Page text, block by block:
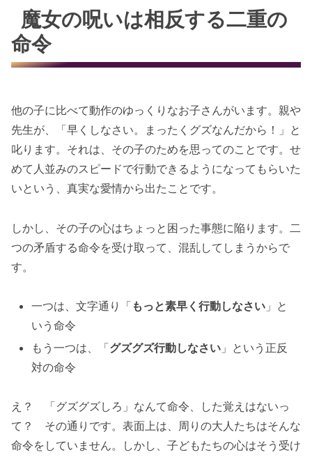
魔女の呪いは相反する二重の
命令
他の子に比べて動作のゆっくりなお子さんがいます。親や
先生が、「早くしなさい。まったくグズなんだから！」と
叱ります。それは、その子のためを思ってのことです。せ
めて人並みのスピードで行動できるようになってもらいた
いという、真実な愛情から出たことです。
しかし、その子の心はちょっと困った事態に陥ります。二
つの矛盾する命令を受け取って、混乱してしまうからで
す。
一つは、文字通り「 もっと素早く行動しなさい 」と
いう命令
もう一つは、「グズグズ行動しなさい 」という正反
対の命令
え？ 「グズグズしろ」なんて命令、した覚えはないっ
て？ その通りです。表面上は、周りの大人たちはそんな
命令をしていません。しかし、子どもたちの心はそう受け